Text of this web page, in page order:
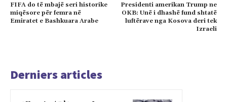
FIFA do të mbajë seri historike
miqësore për femra në
Emiratet e Bashkuara Arabe
Presidenti amerikan Trump ne
OKB: Unë i dhashë fund shtatë
luftërave nga Kosova deri tek
Izraeli
Derniers articles